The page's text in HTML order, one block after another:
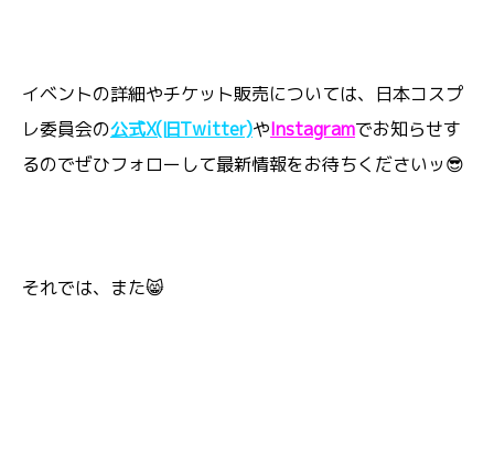
イベントの詳細やチケット販売については、日本コスプ
レ委員会の公式X(旧Twitter)やInstagramでお知らせす
るのでぜひフォローして最新情報をお待ちくださいッ😎
それでは、また😸